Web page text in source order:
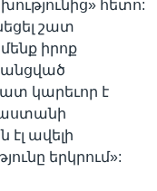
հետո:
շատ
իրոք
կարեւոր է
էլ ավելի
երկրում»: